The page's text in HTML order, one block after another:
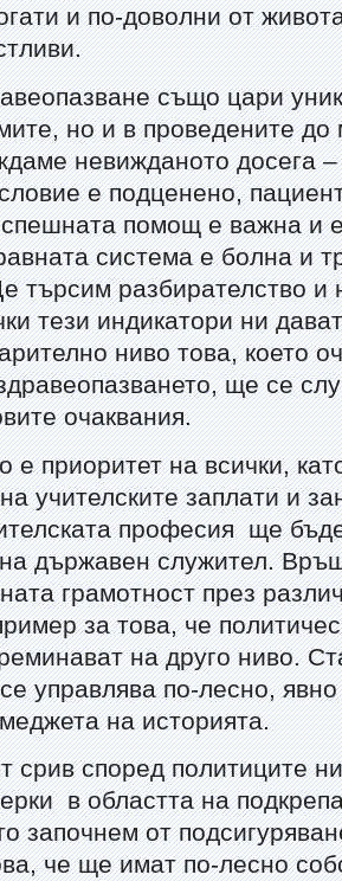
и по-доволни от
също цари
но и в проведените
невижданото досега
е подценено,
помощ е важна и
система е болна и
търсим разбирателство и
тези индикатори ни
ниво това, което
ще се
очаквания.
е приоритет на всички,
учителските заплати и
професия ще
държавен служител.
грамотност през
за това, че
на друго ниво.
управлява по-лесно,
на историята.
срив според политиците
в областта на
започнем от
че ще имат по-лесно